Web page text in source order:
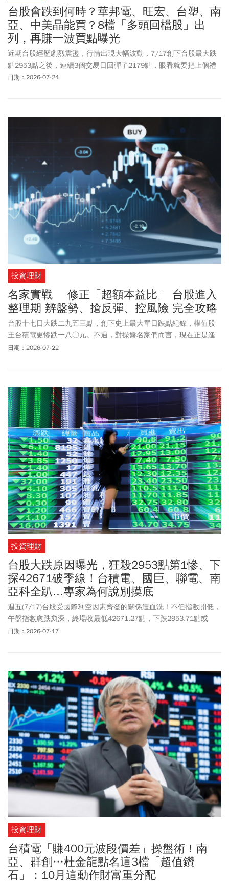
台股會跌到何時？華邦電、旺宏、台塑、南
亞、中美晶能買？8檔「多頭回檔股」出
列，再賺一波買點曝光
近期台股經歷劇烈震盪，行情出現大幅波動，7/17創下台股最大跌
點2953點之後，連續3個交易日回彈了2179點，眼看就要把上個禮
拜五大跌的近3000點給補回來，台股真的穩了嗎？技術分析專家朱
日期：2026-07-24
投資理財
名家實戰 修正「超額本益比」 台股進入
整理期 辨盤勢、搶反彈、控風險 完全攻略
台股十七日大跌二九五三點，創下史上最大單日跌點紀錄，權值股
王台積電更慘跌一八○元。不過，對操盤名家們而言，現在正是逢
低布局的好時機。
日期：2026-07-22
投資理財
台股大跌原因曝光，狂殺2953點第1慘、下
探42671破季線！台積電、國巨、聯電、南
亞科全趴...專家為何說別摸底
週五(7/17)台股受國際利空因素齊發的關係遭血洗！不但指數開低，
午盤指數愈跌愈深，終場收最低42671.27點，下跌2953.71點或
6.47%，跌點創史上第一慘。
日期：2026-07-17
投資理財
台積電「賺400元波段價差」操盤術！南
亞、群創…杜金龍點名這3檔「超值鑽
石」：10月這動作財富重分配